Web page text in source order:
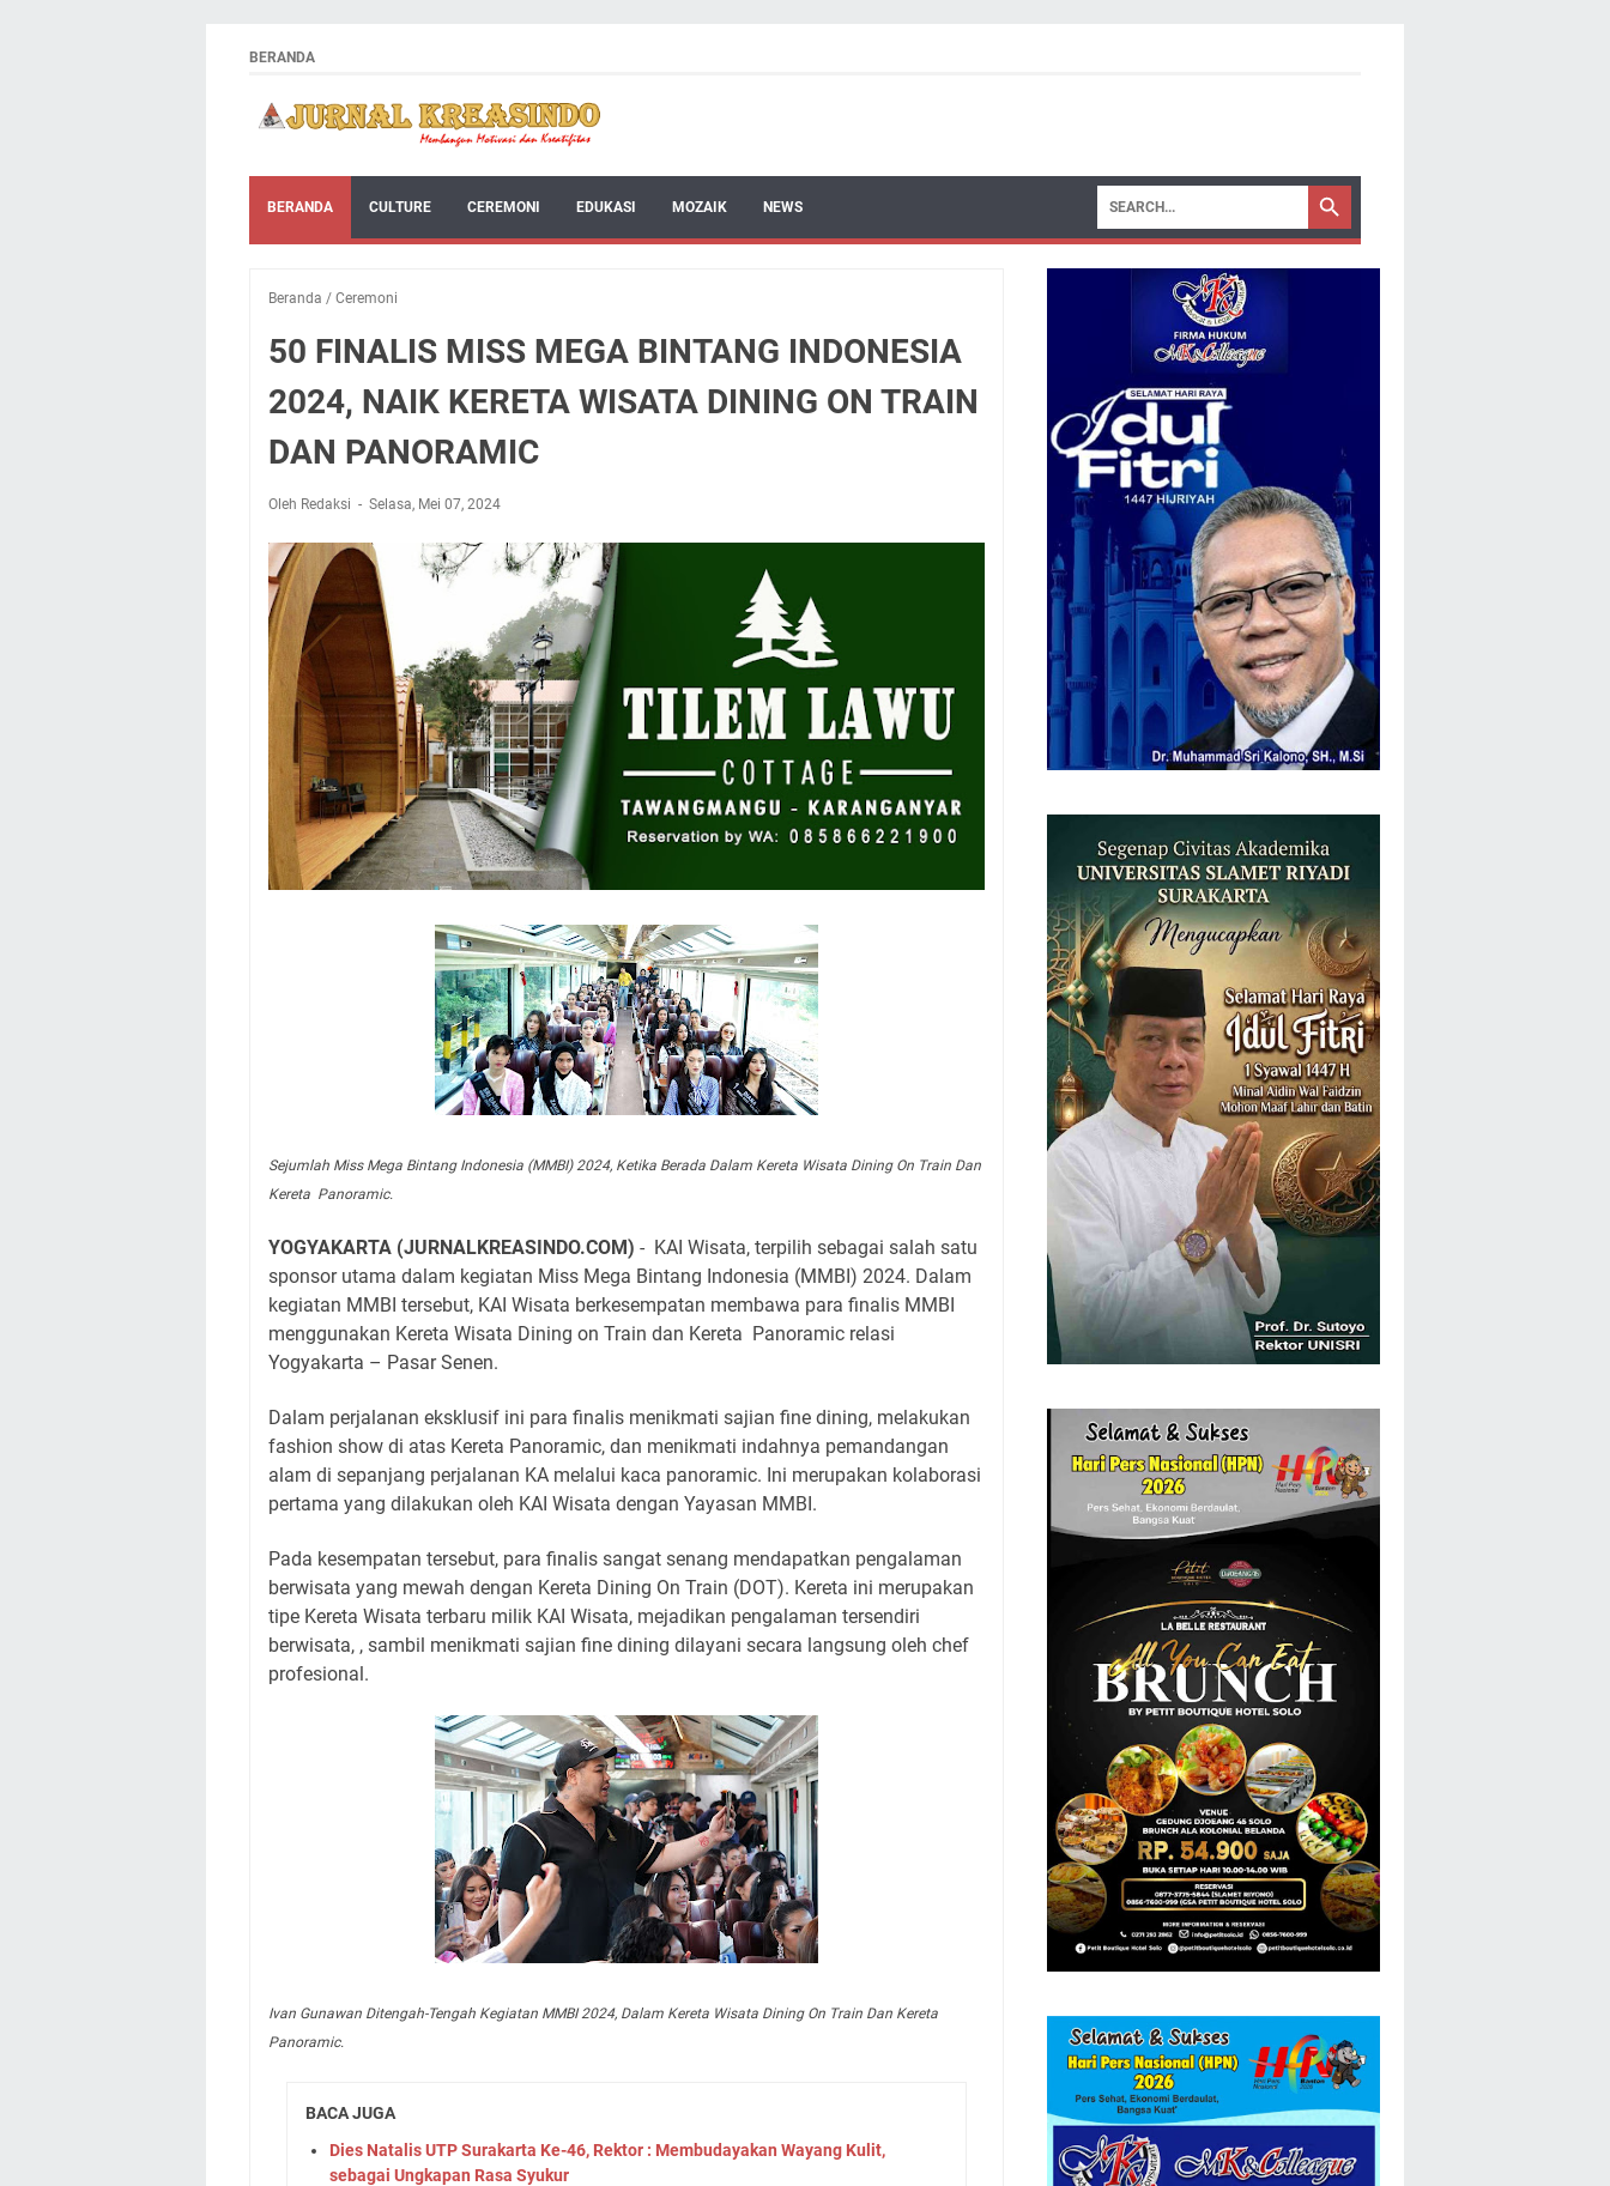
BERANDA
BERANDA CULTURE CEREMONI EDUKASI MOZAIK NEWS
Beranda / Ceremoni
50 FINALIS MISS MEGA BINTANG INDONESIA
2024, NAIK KERETA WISATA DINING ON TRAIN
DAN PANORAMIC
Oleh Redaksi Selasa, Mei 07, 2024
Sejumlah Miss Mega Bintang Indonesia (MMBI) 2024, Ketika Berada Dalam Kereta Wisata Dining On Train Dan
Kereta Panoramic.
YOGYAKARTA (JURNALKREASINDO.COM) - KAI Wisata, terpilih sebagai salah satu
sponsor utama dalam kegiatan Miss Mega Bintang Indonesia (MMBI) 2024. Dalam
kegiatan MMBI tersebut, KAI Wisata berkesempatan membawa para finalis MMBI
menggunakan Kereta Wisata Dining on Train dan Kereta Panoramic relasi
Yogyakarta – Pasar Senen.
Dalam perjalanan eksklusif ini para finalis menikmati sajian fine dining, melakukan
fashion show di atas Kereta Panoramic, dan menikmati indahnya pemandangan
alam di sepanjang perjalanan KA melalui kaca panoramic. Ini merupakan kolaborasi
pertama yang dilakukan oleh KAI Wisata dengan Yayasan MMBI.
Pada kesempatan tersebut, para finalis sangat senang mendapatkan pengalaman
berwisata yang mewah dengan Kereta Dining On Train (DOT). Kereta ini merupakan
tipe Kereta Wisata terbaru milik KAI Wisata, mejadikan pengalaman tersendiri
berwisata, , sambil menikmati sajian fine dining dilayani secara langsung oleh chef
profesional.
Ivan Gunawan Ditengah-Tengah Kegiatan MMBI 2024, Dalam Kereta Wisata Dining On Train Dan Kereta
Panoramic.
BACA JUGA
Dies Natalis UTP Surakarta Ke-46, Rektor : Membudayakan Wayang Kulit,
sebagai Ungkapan Rasa Syukur